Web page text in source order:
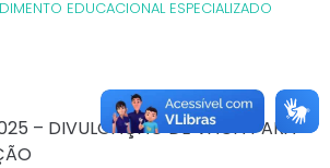
EDUCACIONAL ESPECIALIZADO
– DIVULGAÇÃO DE VAGA PARA